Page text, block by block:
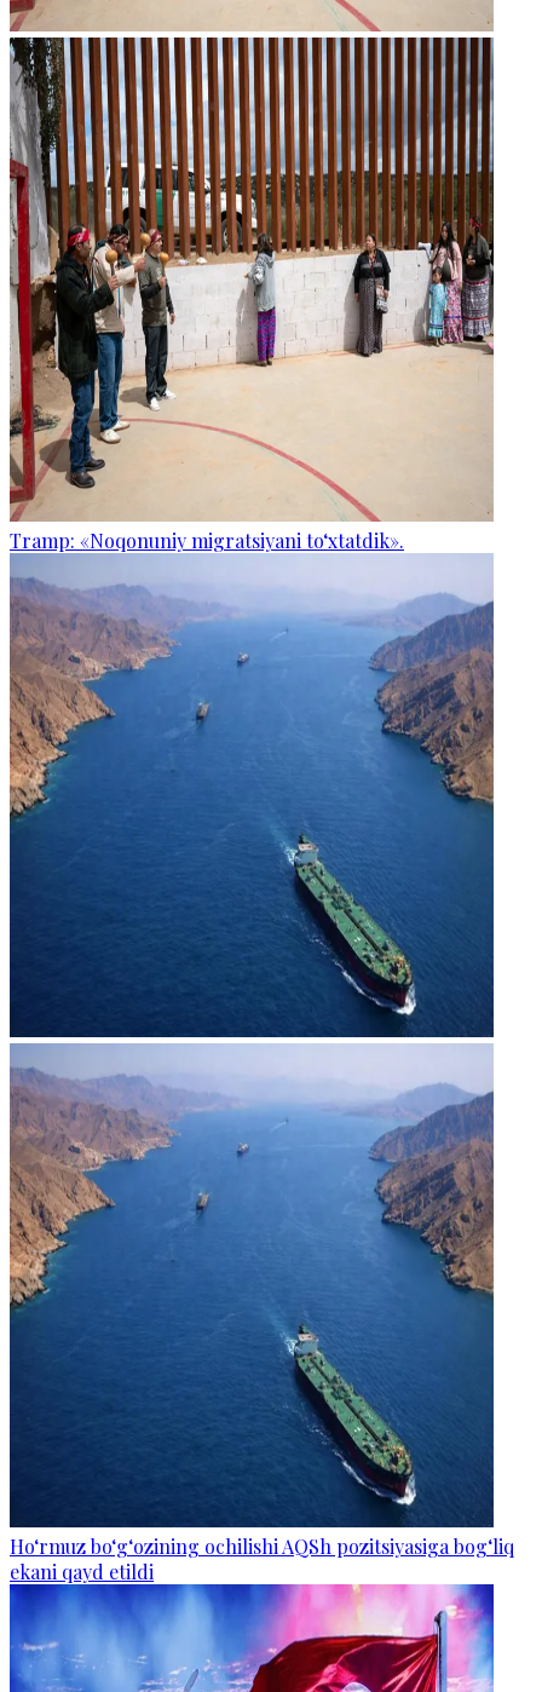
Tramp: «Noqonuniy migratsiyani to‘xtatdik».
Ho‘rmuz bo‘g‘ozining ochilishi AQSh pozitsiyasiga bog‘liq
ekani qayd etildi